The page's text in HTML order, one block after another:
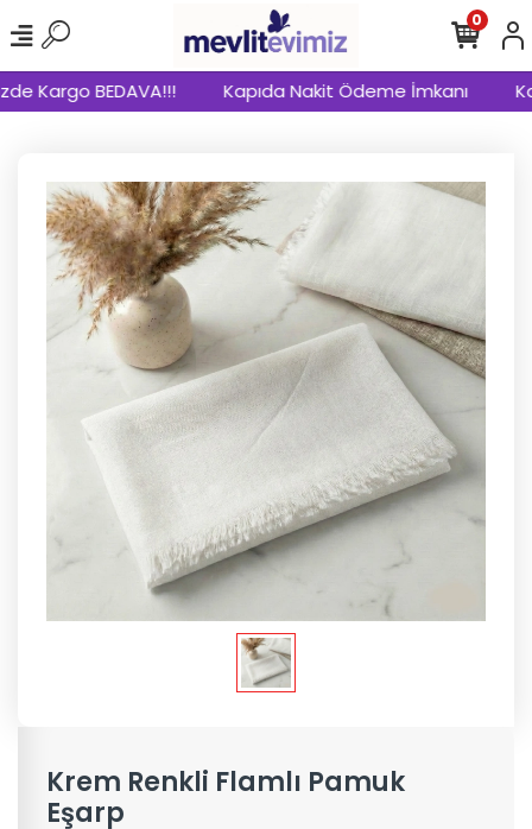
Kargo BEDAVA!!! Kapıda Nakit Ödeme İmkanı
0
Krem Renkli Flamlı Pamuk
Eşarp